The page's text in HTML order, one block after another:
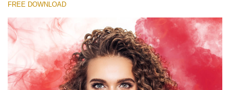
Sunlight Collection
(290 Overlays)
Large 6000*4000px
Entire Collection
FREE DOWNLOAD